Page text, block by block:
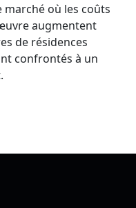
où les coûts
augmentent
de résidences
confrontés à un